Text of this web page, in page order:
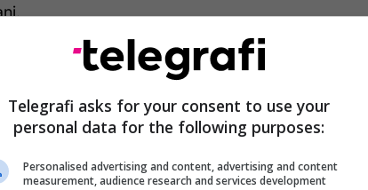
me Napolin, derisa ka marrë notë
Telegrafi asks for your consent to use your
personal data for the following purposes:
Personalised advertising and content, advertising and content
measurement, audience research and services development